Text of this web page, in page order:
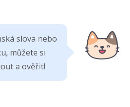
slova nebo
můžete si
a ověřit!